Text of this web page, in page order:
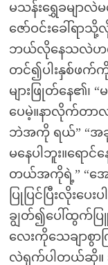
မသန်းရွှေခမျ
ဇော်ဝင်းခေါ်ရ
ဘယ်လိုနေသလဲဟ
တင်၍ပါးနှစ်ဖက်ကို
များဖြုတ်နေ၏၊
ပေမဲ့။နာလိုက်တာလ
ဘဲအကို ရယ်” “အ
မနေပါဘူး။ရော
တယ်အကိုရဲ့” “အေ
ပြုပြင်ပြီးလိုးပ
ချွတ်၍ပေါ်ထွက်ပြူ
လေးကိုသေချာစွ
လဲရှက်ပါတယ်ဆို။